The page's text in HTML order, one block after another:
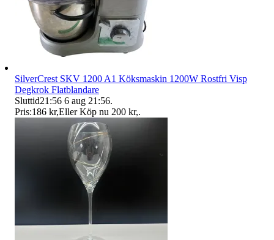
SilverCrest SKV 1200 A1 Köksmaskin 1200W Rostfri Visp
Degkrok Flatblandare
Sluttid21:56 6 aug 21:56.
Pris:186 kr,Eller Köp nu 200 kr,.